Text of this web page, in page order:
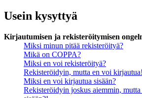
Usein kysyttyä
Kirjautumisen ja rekisteröitymisen
Miksi minun pitää rekisteröityä?
Mikä on COPPA?
Miksi en voi rekisteröityä?
Rekisteröidyin, mutta en voi kirjautua!
Miksi en voi kirjautua sisään?
Rekisteröidyin joskus aiemmin,